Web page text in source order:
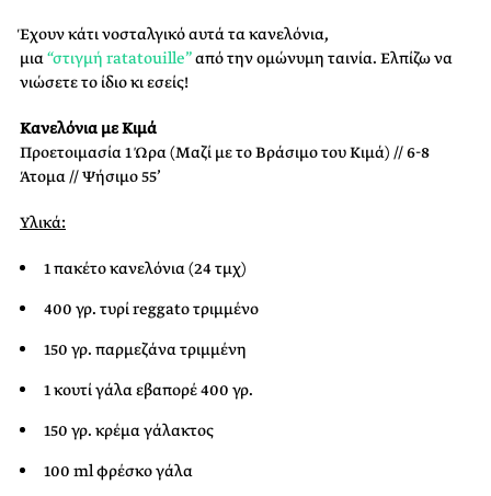
Έχουν κάτι νοσταλγικό αυτά τα κανελόνια,
μια“στιγμή ratatouille”από την ομώνυμη ταινία. Ελπίζω να
νιώσετε το ίδιο κι εσείς!
Κανελόνια με Κιμά
Προετοιμασία 1 Ώρα (Μαζί με το Βράσιμο του Κιμά) // 6-8
Άτομα // Ψήσιμο 55’
Υλικά:
1 πακέτο κανελόνια (24 τμχ)
400 γρ. τυρί reggato τριμμένο
150 γρ. παρμεζάνα τριμμένη
1 κουτί γάλα εβαπορέ 400 γρ.
150 γρ. κρέμα γάλακτος
100 ml φρέσκο γάλα